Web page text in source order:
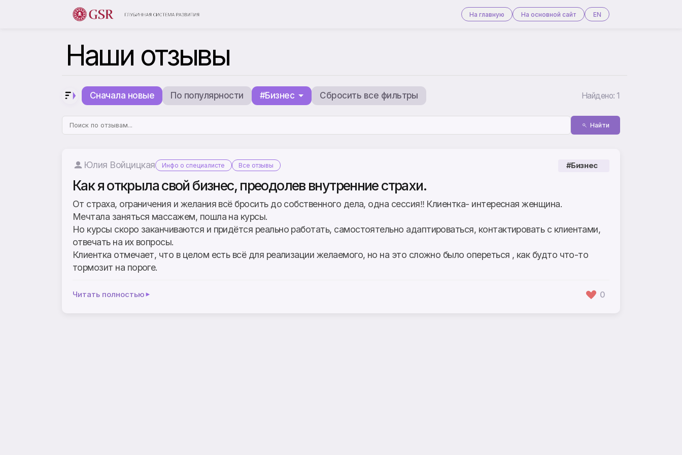
На главную На основной сайт EN
Наши отзывы
Сначала новые По популярности #Бизнес Сбросить все фильтры Найдено: 1
Найти
Юлия Войцицкая Инфо о специалисте Все отзывы #Бизнес
Как я открыла свой бизнес, преодолев внутренние страхи.
От страха, ограничения и желания всё бросить до собственного дела, одна сессия‼ Клиентка- интересная женщина.
Мечтала заняться массажем, пошла на курсы.
Но курсы скоро заканчиваются и придётся реально работать, самостоятельно адаптироваться, контактировать с клиентами,
отвечать на их вопросы.
Клиентка отмечает, что в целом есть всё для реализации желаемого, но на это сложно было опереться , как будто что-то
тормозит на пороге.
Читать полностью 0